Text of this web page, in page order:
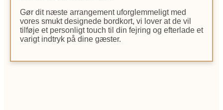
Gør dit næste arrangement uforglemmeligt med
vores smukt designede bordkort, vi lover at de vil
tilføje et personligt touch til din fejring og efterlade et
varigt indtryk på dine gæster.